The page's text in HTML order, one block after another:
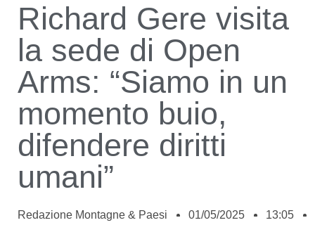
Richard Gere visita
la sede di Open
Arms: “Siamo in un
momento buio,
difendere diritti
umani”
Redazione Montagne & Paesi 01/05/2025
13:05